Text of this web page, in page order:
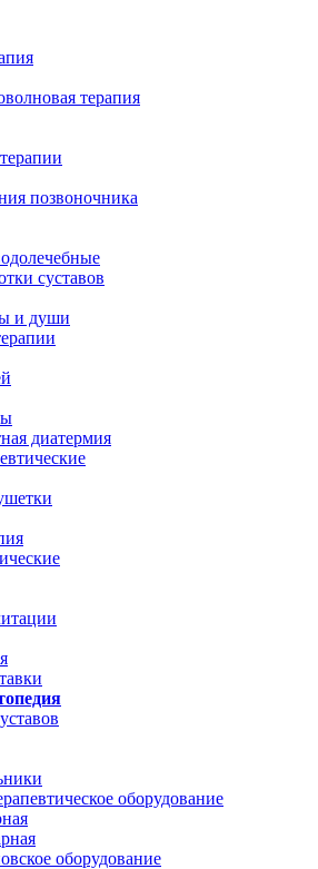
терапия
позвоночника
суставов
и души
диатермия
оборудование
оборудование